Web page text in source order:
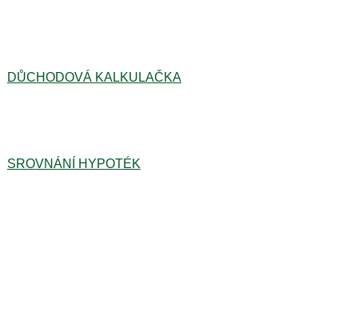
DŮCHODOVÁ KALKULAČKA
SROVNÁNÍ HYPOTÉK